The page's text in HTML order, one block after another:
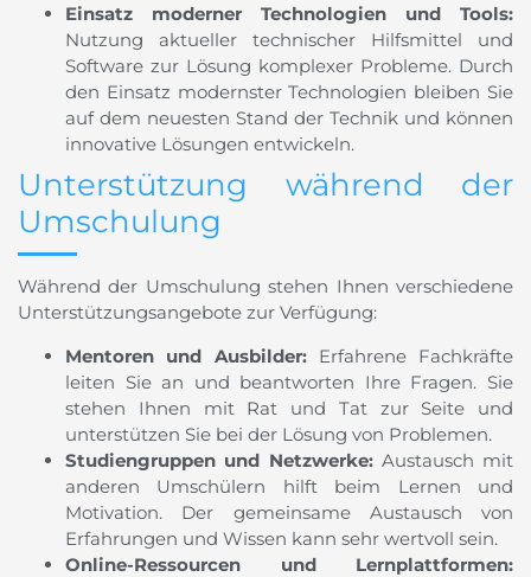
Einsatz moderner Technologien und Tools:
Nutzung aktueller technischer Hilfsmittel und
Software zur Lösung komplexer Probleme. Durch
den Einsatz modernster Technologien bleiben Sie
auf dem neuesten Stand der Technik und können
innovative Lösungen entwickeln.
Unterstützung während der
Umschulung
Während der Umschulung stehen Ihnen verschiedene
Unterstützungsangebote zur Verfügung:
Mentoren und Ausbilder:Erfahrene Fachkräfte
leiten Sie an und beantworten Ihre Fragen. Sie
stehen Ihnen mit Rat und Tat zur Seite und
unterstützen Sie bei der Lösung von Problemen.
Studiengruppen und Netzwerke:Austausch mit
anderen Umschülern hilft beim Lernen und
Motivation. Der gemeinsame Austausch von
Erfahrungen und Wissen kann sehr wertvoll sein.
Online-Ressourcen und Lernplattformen: